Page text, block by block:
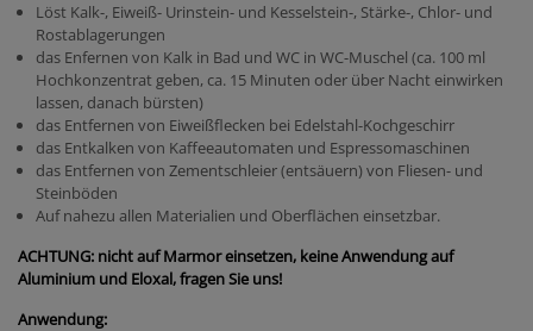
Löst Kalk-, Eiweiß- Urinstein- und Kesselstein-, Stärke-, Chlor- und
Rostablagerungen
das Enfernen von Kalk in Bad und WC in WC-Muschel (ca. 100 ml
Hochkonzentrat geben, ca. 15 Minuten oder über Nacht einwirken
lassen, danach bürsten)
das Entfernen von Eiweißflecken bei Edelstahl-Kochgeschirr
das Entkalken von Kaffeeautomaten und Espressomaschinen
das Entfernen von Zementschleier (entsäuern) von Fliesen- und
Steinböden
Auf nahezu allen Materialien und Oberflächen einsetzbar.
ACHTUNG: nicht auf Marmor einsetzen, keine Anwendung auf
Aluminium und Eloxal, fragen Sie uns!
Anwendung: